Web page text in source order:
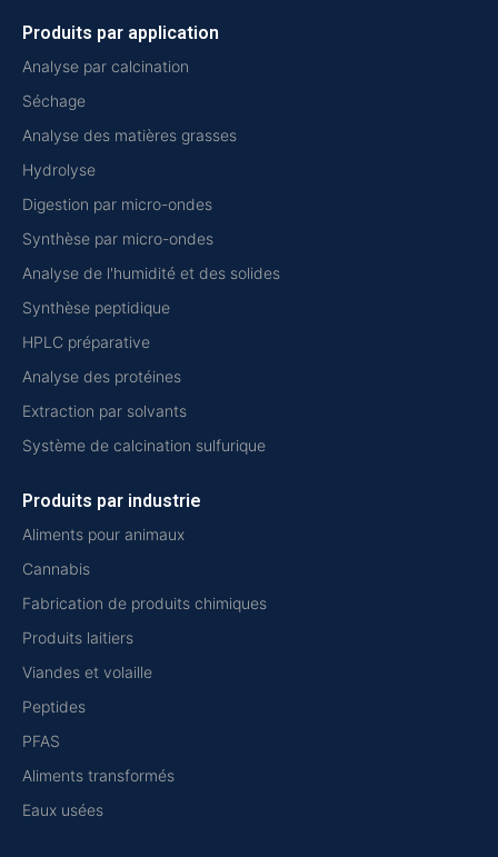
Produits par application
Analyse par calcination
Séchage
Analyse des matières grasses
Hydrolyse
Digestion par micro-ondes
Synthèse par micro-ondes
Analyse de l'humidité et des solides
Synthèse peptidique
HPLC préparative
Analyse des protéines
Extraction par solvants
Système de calcination sulfurique
Produits par industrie
Aliments pour animaux
Cannabis
Fabrication de produits chimiques
Produits laitiers
Viandes et volaille
Peptides
PFAS
Aliments transformés
Eaux usées